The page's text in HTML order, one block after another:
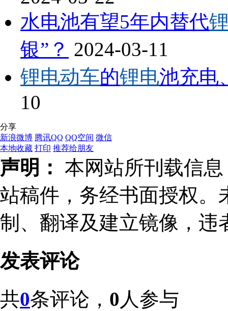
水电池有望5年内替代
银”？ 2024-03-11
锂电动车的锂电池充电
10
分享
新浪微博 腾讯QQ QQ空间 微信
本地收藏 打印 推荐给朋友
声明： 本网站所刊载信
站稿件，务经书面授权。
制、翻译及建立镜像，违
发表评论
共0条评论， 0 人参与